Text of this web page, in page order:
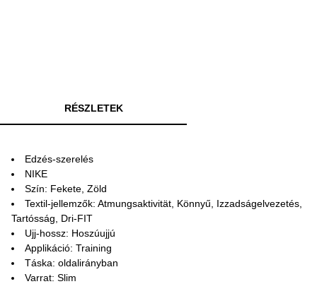
RÉSZLETEK
Edzés-szerelés
NIKE
Szín: Fekete, Zöld
Textil-jellemzők: Atmungsaktivität, Könnyű, Izzadságelvezetés,
Tartósság, Dri-FIT
Ujj-hossz: Hoszúujjú
Applikáció: Training
Táska: oldalirányban
Varrat: Slim